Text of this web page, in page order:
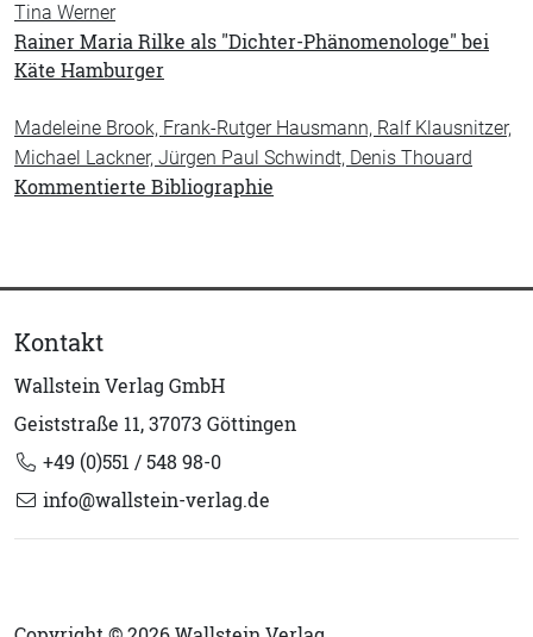
Tina Werner
Rainer Maria Rilke als "Dichter-Phänomenologe" bei
Käte Hamburger
Madeleine Brook, Frank-Rutger Hausmann, Ralf Klausnitzer,
Michael Lackner, Jürgen Paul Schwindt, Denis Thouard
Kommentierte Bibliographie
Kontakt
Wallstein Verlag GmbH
Geiststraße 11, 37073 Göttingen
+49 (0)551 / 548 98-0
info@wallstein-verlag.de